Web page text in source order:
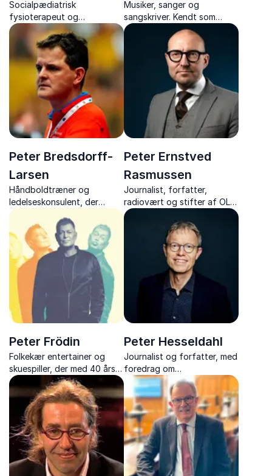
Socialpædiatrisk
fysioterapeut og
underviser, med foredrag
om børns mentale sundhed,
nervesystemets betydning
og giver konkrete redskaber
til at styrke trivsel
Musiker, sanger og
sangskriver. Kendt som
frontfigur i GNAGS og en
legende i dansk musik
gennem fem årtier.
Peter Bredsdorff-
Larsen
Håndboldtræner og
ledelseskonsulent, der
leverer energiske foredrag
om ledelse, teamwork og
motivation – krydret med
stærke håndboldanekdoter.
Peter Ernstved
Rasmussen
Journalist, forfatter,
radiovært og stifter af OLFI
med skarpe foredrag om
dansk forsvar, NATO og
mediernes rolle i
demokratiet.
Peter Frödin
Folkekær entertainer og
skuespiller, der med 40 års
erfaring spreder optimisme i
foredrag fyldt med humor,
livsglæde og rørende
anekdoter.
Peter Hesseldahl
Journalist og forfatter, med
foredrag om
fremtidsforskning, teknologi
og omstilling samt erfaring
fra LEGO, Danfoss og
internationale projekter.